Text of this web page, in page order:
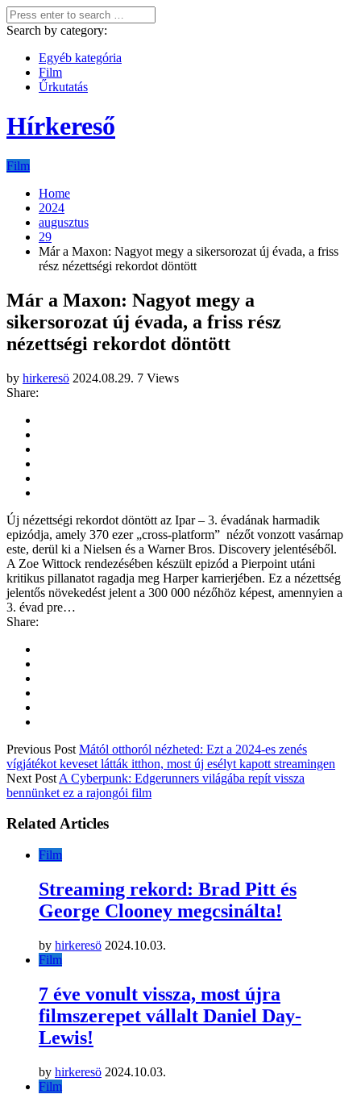
Search by category:
Egyéb kategória
Film
Űrkutatás
Hírkereső
Film
Home
2024
augusztus
29
Már a Maxon: Nagyot megy a sikersorozat új évada, a friss
rész nézettségi rekordot döntött
Már a Maxon: Nagyot megy a
sikersorozat új évada, a friss rész
nézettségi rekordot döntött
by hirkeresö 2024.08.29. 7 Views
Share:
Új nézettségi rekordot döntött az Ipar – 3. évadának harmadik
epizódja, amely 370 ezer „cross-platform” nézőt vonzott vasárnap
este, derül ki a Nielsen és a Warner Bros. Discovery jelentéséből.
A Zoe Wittock rendezésében készült epizód a Pierpoint utáni
kritikus pillanatot ragadja meg Harper karrierjében. Ez a nézettség
jelentős növekedést jelent a 300 000 nézőhöz képest, amennyien a
3. évad pre…
Share:
Previous Post Mától otthoról nézheted: Ezt a 2024-es zenés
vígjátékot keveset látták itthon, most új esélyt kapott streamingen
Next Post A Cyberpunk: Edgerunners világába repít vissza
bennünket ez a rajongói film
Related Articles
Film
Streaming rekord: Brad Pitt és
George Clooney megcsinálta!
by hirkeresö 2024.10.03.
Film
7 éve vonult vissza, most újra
filmszerepet vállalt Daniel Day-
Lewis!
by hirkeresö 2024.10.03.
Film